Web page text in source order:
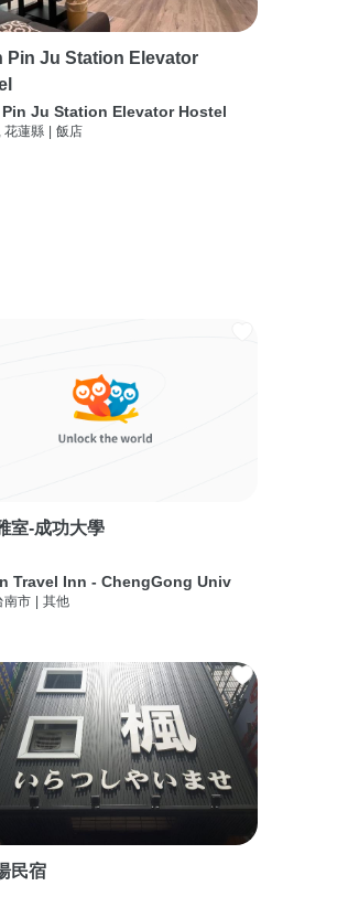
Pin Ju Station Elevator
Ju Station Elevator Hostel
花蓮縣 飯店
室-成功大學
Travel Inn - ChengGong Univ
南市 其他
民宿